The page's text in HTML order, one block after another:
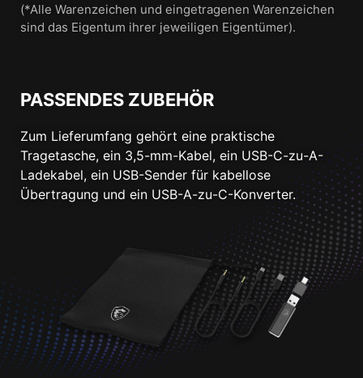
(*Alle Warenzeichen und eingetragenen Warenzeichen
sind das Eigentum ihrer jeweiligen Eigentümer).
PASSENDES ZUBEHÖR
Zum Lieferumfang gehört eine praktische
Tragetasche, ein 3,5-mm-Kabel, ein USB-C-zu-A-
Ladekabel, ein USB-Sender für kabellose
Übertragung und ein USB-A-zu-C-Konverter.